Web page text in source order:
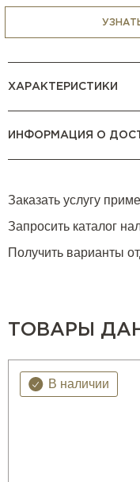
ХАРАКТЕРИСТИКИ
ИНФОРМАЦИЯ О
Заказать услугу
Запросить каталог
Получить варианты
ТОВАРЫ
В наличии